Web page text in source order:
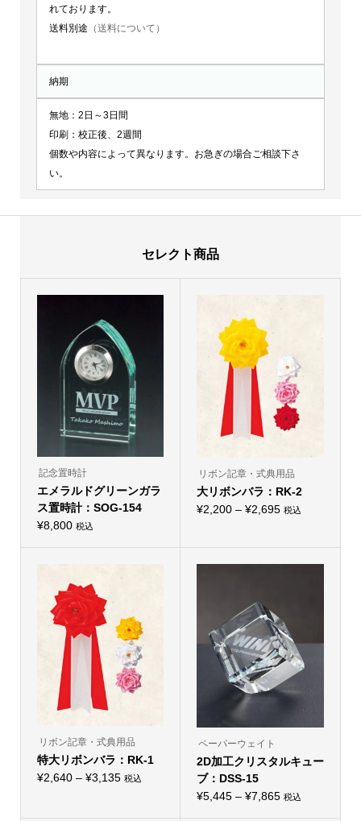
れております。
送料別途 （送料について）
納期
無地：2日～3日間
印刷：校正後、2週間
個数や内容によって異なります。お急ぎの場合ご相談下さ
い。
セレクト商品
記念置時計
エメラルドグリーンガラ
ス置時計：SOG-154
¥8,800 税込
リボン記章・式典用品
大リボンバラ：RK-2
¥2,200 – ¥2,695価税込
に
エ
す。
オ
プ
シ
ョ
ン
リボン記章・式典用品
特大リボンバラ：RK-1
¥2,640 – ¥3,135価税込
ペーパーウェイト
2D加工クリスタルキュー
ブ：DSS-15
¥5,445 – ¥7,865価税込
の